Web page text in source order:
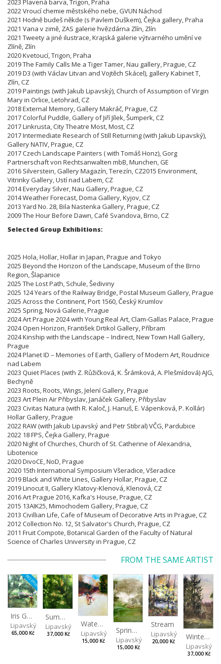
2022 Vroucí chemie městského nebe, GVUN Náchod
2021 Hodně budeš někde (s Pavlem Duškem), Čejka gallery, Praha
2021 Vana v zimě, ZAS galerie hvězdárna Zlín, Zlín
2021 Tweety a jiné ilustrace, Krajská galerie výtvarného umění ve
Zlíně, Zlín
2020 Kvetoucí, Trigon, Praha
2019 The Family Calls Me a Tiger Tamer, Nau gallery, Prague, CZ
2019 D3 (with Václav Litvan and Vojtěch Skácel), gallery Kabinet T,
Zlín, CZ
2019 Paintings (with Jakub Lipavský), Church of Assumption of Virgin
Mary in Orlice, Letohrad, CZ
2018 External Memory, Gallery Makráč, Prague, CZ
2017 Colorful Puddle, Gallery of Jiří Jílek, Šumperk, CZ
2017 Linkrusta, City Theatre Most, Most, CZ
2017 Intermediate Research of Still Returning (with Jakub Lipavský),
Gallery NATIV, Prague, CZ
2017 Czech Landscape Painters ( with Tomáš Honz), Gorg
Partnerschaft von Rechtsanwalten mbB, Munchen, GE
2016 Silverstein, Gallery Magazín, Terezín, CZ2015 Environment,
Vitrinky Gallery, Ustí nad Labem, CZ
2014 Everyday Silver, Nau Gallery, Prague, CZ
2014 Weather Forecast, Doma Gallery, Kyjov, CZ
2013 Yard No. 28, Bila Nastenka Gallery, Prague, CZ
2009 The Hour Before Dawn, Café Svandova, Brno, CZ
Selected Group Exhibitions:
2025 Hola, Hollar, Hollar in Japan, Prague and Tokyo
2025 Beyond the Horizon of the Landscape, Museum of the Brno
Region, Šlapanice
2025 The Lost Path, Schule, Šediviny
2025 124 Years of the Railway Bridge, Postal Museum Gallery, Prague
2025 Across the Continent, Port 1560, Český Krumlov
2025 Spring, Nová Galerie, Prague
2024 Art Prague 2024 with Young Real Art, Clam-Gallas Palace, Prague
2024 Open Horizon, František Drtikol Gallery, Příbram
2024 Kinship with the Landscape – Indirect, New Town Hall Gallery,
Prague
2024 Planet ID – Memories of Earth, Gallery of Modern Art, Roudnice
nad Labem
2023 Quiet Places (with Z. Růžičková, K. Šrámková, A. Plešmídová) AJG,
Bechyně
2023 Roots, Roots, Wings, Jelení Gallery, Prague
2023 Art Plein Air Přibyslav, Janáček Gallery, Přibyslav
2023 Civitas Natura (with R. Kaloč, J. Hanuš, E. Vápenková, P. Kollár)
Hollar Gallery, Prague
2022 RAW (with Jakub Lipavský and Petr Stibral) VČG, Pardubice
2022 18 FPS, Čejka Gallery, Prague
2020 Night of Churches, Church of St. Catherine of Alexandria,
Libotenice
2020 DivoCE, NoD, Prague
2020 15th International Symposium Všeradice, Všeradice
2019 Black and White Lines, Gallery Hollar, Prague, CZ
2019 Linocut II, Gallery Klatovy-Klenová, Klenová, CZ
2016 Art Prague 2016, Kafka's House, Prague, CZ
2015 13AIK25, Mimochodem Gallery, Prague, CZ
2013 Civillian Life, Cafe of Museum of Decorative Arts in Prague, CZ
2012 Collection No. 12, St Salvator's Church, Prague, CZ
2011 Fruit Compote, Botanical Garden of the Faculty of Natural
Science of Charles University in Prague, CZ
FROM THE SAME ARTIST
RESERVED
Iris Garden
Lipavský Matěj
65,000 Kč
Summer Evening
Lipavský Matěj
37,000 Kč
Watering Fountain (Above Stromovka)
Lipavský Matěj
15,000 Kč
Spring (Cold Spring)
Lipavský Matěj
15,000 Kč
Stream
Lipavský Matěj
20,000 Kč Winter Sky
Lipavský
37,000 Kč